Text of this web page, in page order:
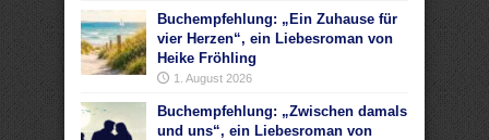
Buchempfehlung: „Ein Zuhause für
vier Herzen“, ein Liebesroman von
Heike Fröhling
1. August 2026
Buchempfehlung: „Zwischen damals
und uns“, ein Liebesroman von